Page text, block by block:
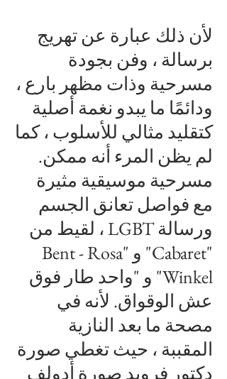
لأن ذلك عبارة عن تهريج
برسالة ، وفن بجودة
مسرحية وذات مظهر بارع ،
ودائمًا ما يبدو نغمة أصلية
كتقليد مثالي للأسلوب ، كما
لم يظن المرء أنه ممكن.
مسرحية موسيقية مثيرة
مع فواصل تعانق الجسم
ورسالة LGBT ، لقيط من
"Cabaret" و "Bent - Rosa
Winkel" و "واحد طار فوق
عش الوقواق. لأنه في
مصحة ما بعد النازية
المقببة ، حيث تغطي صورة
دكتور فرويد صورة أدولف